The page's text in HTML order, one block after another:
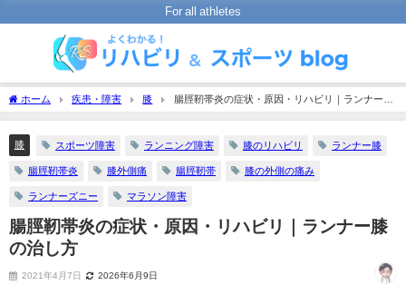
For all athletes
ホーム 疾患・障害 膝
腸脛靭帯炎の症状・原因・リハビリ｜ランナー膝
の治し方
膝 スポーツ障害 ランニング障害 膝のリハビリ ランナー膝
腸脛靭帯炎 膝外側痛 腸脛靭帯 膝の外側の痛み
ランナーズニー マラソン障害
腸脛靭帯炎の症状・原因・リハビリ｜ランナー膝
の治し方
2021年4月7日 2026年6月9日